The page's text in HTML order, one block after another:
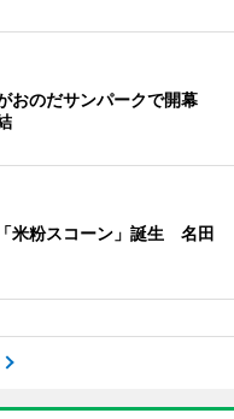
おのだサンパークで開幕
米粉スコーン」誕生 名田